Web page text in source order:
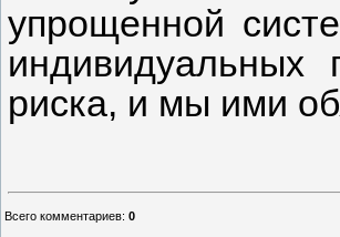
упрощенной
индивидуальных
риска, и мы ими
Всего комментариев: 0